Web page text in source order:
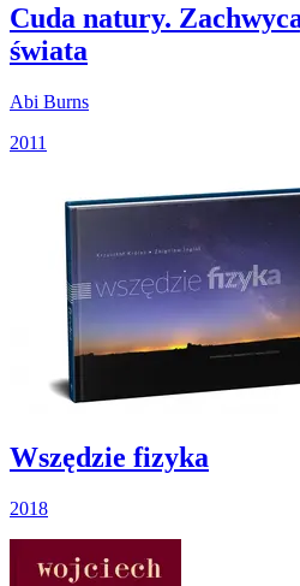
Cuda natury.
świata
Abi Burns
2011
Wszędzie fizyka
2018